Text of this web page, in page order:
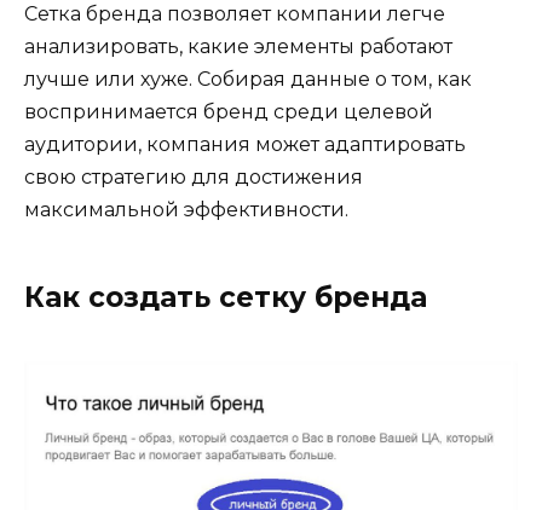
Сетка бренда позволяет компании легче
анализировать, какие элементы работают
лучше или хуже. Собирая данные о том, как
воспринимается бренд среди целевой
аудитории, компания может адаптировать
свою стратегию для достижения
максимальной эффективности.
Как создать сетку бренда